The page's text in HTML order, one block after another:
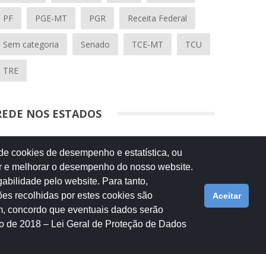
PF PGE-MT PGR Receita Federal
Sem categoria Senado TCE-MT TCU
TRE
NOS ESTADOS
Paraná
Nacional
Eventos Galeria de Fotos Fale Conosco
cookies de desempenho e estatística, ou
melhorar o desempenho do nosso website.
pelo website. Para tanto,
recolhidas por estes cookies são
concordo que eventuais dados serão
de 2018 – Lei Geral de Proteção de Dados
Aceitar